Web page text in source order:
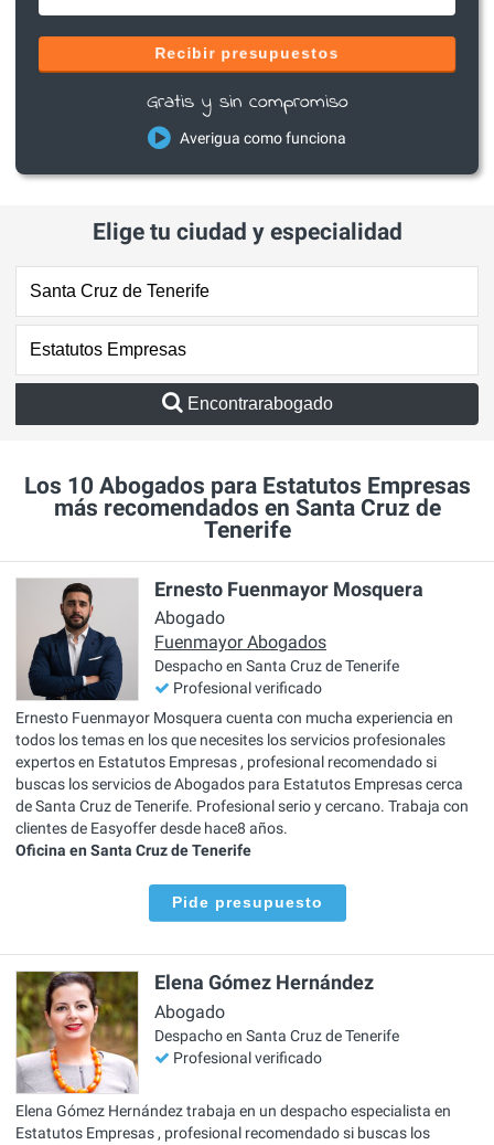
Recibir presupuestos
Gratis y sin compromiso
Averigua como funciona
Elige tu ciudad y especialidad
Encontrarabogado
Los 10 Abogados para Estatutos Empresas
más recomendados en Santa Cruz de
Tenerife
Ernesto Fuenmayor Mosquera
Abogado
Fuenmayor Abogados
Despacho en Santa Cruz de Tenerife
Profesional verificado
Ernesto Fuenmayor Mosquera cuenta con mucha experiencia en
todos los temas en los que necesites los servicios profesionales
expertos en Estatutos Empresas , profesional recomendado si
buscas los servicios de Abogados para Estatutos Empresas cerca
de Santa Cruz de Tenerife. Profesional serio y cercano. Trabaja con
clientes de Easyoffer desde hace8 años.
Oficina en Santa Cruz de Tenerife
Pide presupuesto
Elena Gómez Hernández
Abogado
Despacho en Santa Cruz de Tenerife
Profesional verificado
Elena Gómez Hernández trabaja en un despacho especialista en
Estatutos Empresas , profesional recomendado si buscas los